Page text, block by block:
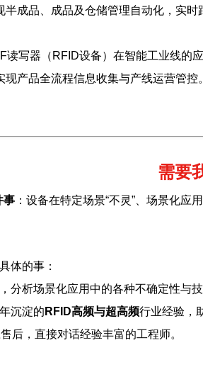
半成品、成品及仓储管理自动化，实时
读写器（RFID设备）在智能工业线
现产品全流程信息收集与产线运营管
需要
事 ：设备在特定场景“不灵”、场景化
体的事：
分析场景化应用中的各种不确定性与
沉淀的 RFID高频与超高频行业经验，
后，直接对话经验丰富的工程师。